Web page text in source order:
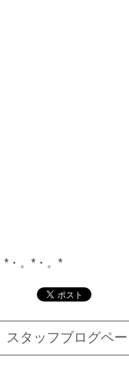
*・。*・。*
スタッフブログペ